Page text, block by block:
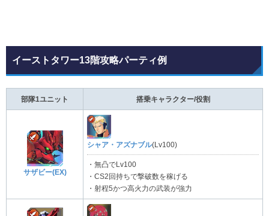
イーストタワー13階攻略パーティ例
部隊1ユニット 搭乗キャラクター/役割
サザビー(EX)
シャア・アズナブル(Lv100)
・無凸でLv100
・CS2回持ちで撃破数を稼げる
・射程5かつ高火力の武装が強力